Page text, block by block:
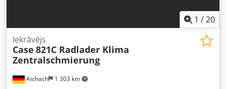
1 /20
Aichach 1 303 km
Iekrāvējs
Case 821C Radlader Klima
Zentralschmierung